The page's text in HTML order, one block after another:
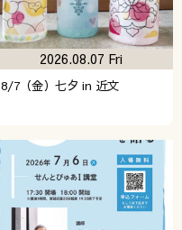
8/7（金）七夕 in 近文
2026.08.07 Fri